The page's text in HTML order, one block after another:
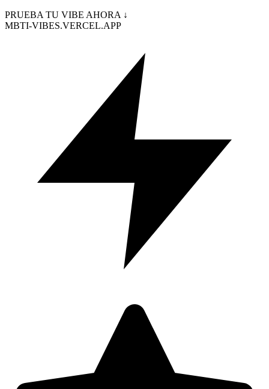
PRUEBA TU VIBE AHORA ↓
MBTI-VIBES.VERCEL.APP